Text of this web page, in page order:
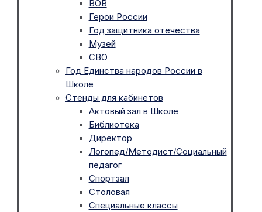
ВОВ
Герои России
Год защитника отечества
Музей
СВО
Год Единства народов России в
Школе
Стенды для кабинетов
Актовый зал в Школе
Библиотека
Директор
Логопед/Методист/Социальный
педагог
Спортзал
Столовая
Специальные классы